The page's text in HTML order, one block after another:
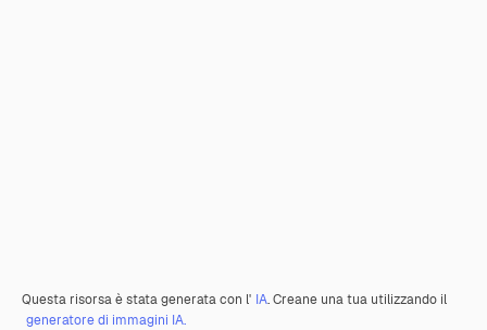
Questa risorsa è stata generata con l' IA. Creane una tua utilizzando il
generatore di immagini IA.